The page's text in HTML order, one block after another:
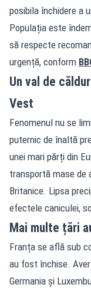
posibila închidere a
Populația este
să respecte
urgență, conform
Un val de
Vest
Fenomenul nu se
puternic de înaltă
unei mari părți din
transportă mase de
Britanice. Lipsa
efectele caniculei,
Mai multe țări
Franța se află sub
au fost închise.
Germania și